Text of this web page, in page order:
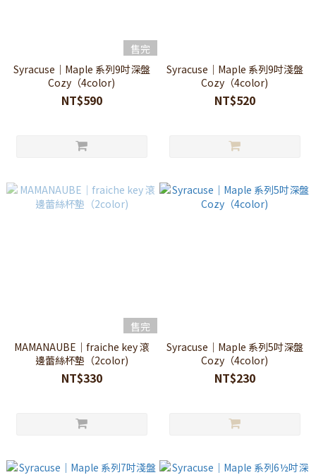
售完
Syracuse｜Maple 系列9吋深盤
Cozy（4color)
NT$590
Syracuse｜Maple 系列9吋淺盤
Cozy（4color)
NT$520
售完
MAMANAUBE｜fraiche key 滾
邊蕾絲杯墊（2color)
NT$330
Syracuse｜Maple 系列5吋深盤
Cozy（4color)
NT$230